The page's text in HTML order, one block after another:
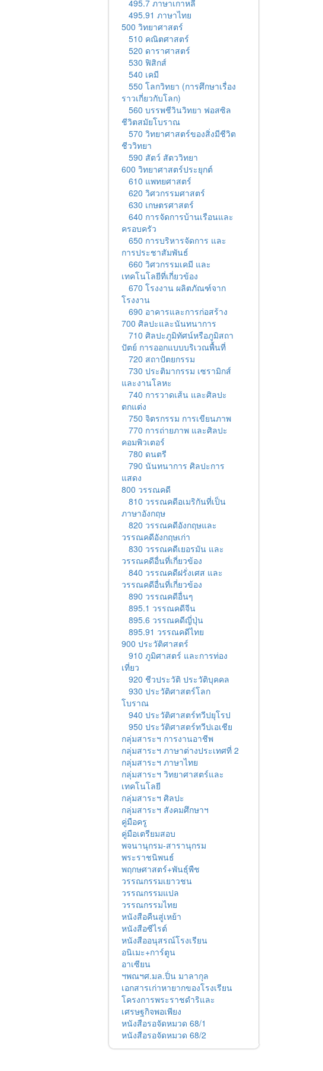
495.7 ภาษาเกาหลี
495.91 ภาษาไทย
500 วิทยาศาสตร์
510 คณิตศาสตร์
520 ดาราศาสตร์
530 ฟิสิกส์
540 เคมี
550 โลกวิทยา (การศึกษาเรื่อง
ราวเกี่ยวกับโลก)
560 บรรพชีวินวิทยา ฟอสซิล
ชีวิตสมัยโบราณ
570 วิทยาศาสตร์ของสิ่งมีชีวิต
ชีววิทยา
590 สัตว์ สัตววิทยา
600 วิทยาศาสตร์ประยุกต์
610 แพทยศาสตร์
620 วิศวกรรมศาสตร์
630 เกษตรศาสตร์
640 การจัดการบ้านเรือนและ
ครอบครัว
650 การบริหารจัดการ และ
การประชาสัมพันธ์
660 วิศวกรรมเคมี และ
เทคโนโลยีที่เกี่ยวข้อง
670 โรงงาน ผลิตภัณฑ์จาก
โรงงาน
690 อาคารและการก่อสร้าง
700 ศิลปะและนันทนาการ
710 ศิลปะภูมิทัศน์หรือภูมิสถา
ปัตย์ การออกแบบบริเวณพื้นที่
720 สถาปัตยกรรม
730 ประติมากรรม เซรามิกส์
และงานโลหะ
740 การวาดเส้น และศิลปะ
ตกแต่ง
750 จิตรกรรม การเขียนภาพ
770 การถ่ายภาพ และศิลปะ
คอมพิวเตอร์
780 ดนตรี
790 นันทนาการ ศิลปะการ
แสดง
800 วรรณคดี
810 วรรณคดีอเมริกันที่เป็น
ภาษาอังกฤษ
820 วรรณคดีอังกฤษและ
วรรณคดีอังกฤษเก่า
830 วรรณคดีเยอรมัน และ
วรรณคดีอื่นที่เกี่ยวข้อง
840 วรรณคดีฝรั่งเศส และ
วรรณคดีอื่นที่เกี่ยวข้อง
890 วรรณคดีอื่นๆ
895.1 วรรณคดีจีน
895.6 วรรณคดีญี่ปุ่น
895.91 วรรณคดีไทย
900 ประวัติศาสตร์
910 ภูมิศาสตร์ และการท่อง
เที่ยว
920 ชีวประวัติ ประวัติบุคคล
930 ประวัติศาสตร์โลก
โบราณ
940 ประวัติศาสตร์ทวีปยุโรป
950 ประวัติศาสตร์ทวีปเอเชีย
กลุ่มสาระฯ การงานอาชีพ
กลุ่มสาระฯ ภาษาต่างประเทศที่ 2
กลุ่มสาระฯ ภาษาไทย
กลุ่มสาระฯ วิทยาศาสตร์และ
เทคโนโลยี
กลุ่มสาระฯ ศิลปะ
กลุ่มสาระฯ สังคมศึกษาฯ
คู่มือครู
คู่มือเตรียมสอบ
พจนานุกรม-สารานุกรม
พระราชนิพนธ์
พฤกษศาสตร์+พันธุ์พืช
วรรณกรรมเยาวชน
วรรณกรรมแปล
วรรณกรรมไทย
หนังสือคืนสู่เหย้า
หนังสือซีไรต์
หนังสืออนุสรณ์โรงเรียน
อนิเมะ+การ์ตูน
อาเซียน
ฯพณฯศ.มล.ปิ่น มาลากุล
เอกสารเก่าหายากของโรงเรียน
โครงการพระราชดำริและ
เศรษฐกิจพอเพียง
หนังสือรอจัดหมวด 68/1
หนังสือรอจัดหมวด 68/2